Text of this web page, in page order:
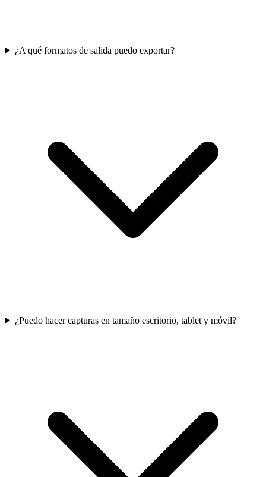
¿A qué formatos de salida puedo exportar?
¿Puedo hacer capturas en tamaño escritorio, tablet y móvil?